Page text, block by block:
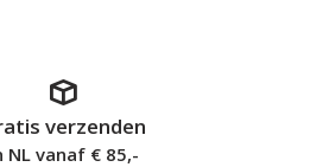
verzenden
NL vanaf € 85,-